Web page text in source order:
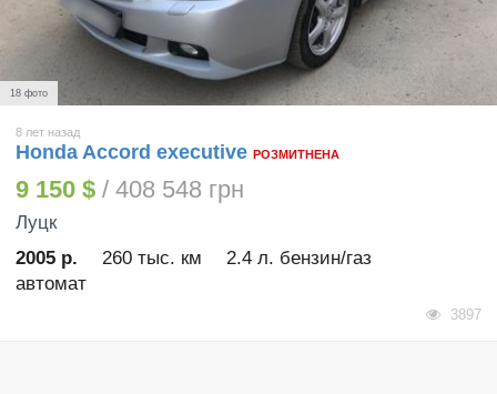
18 фото
8 лет назад
Honda Accord executive РОЗМИТНЕНА
9 150 $ / 408 548 грн
Луцк
2005 р.
260 тыс. км
2.4 л. бензин/газ
автомат
3897